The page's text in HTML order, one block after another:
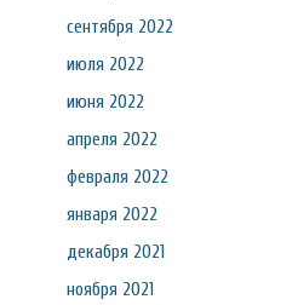
сентября 2022
июля 2022
июня 2022
апреля 2022
февраля 2022
января 2022
декабря 2021
ноября 2021